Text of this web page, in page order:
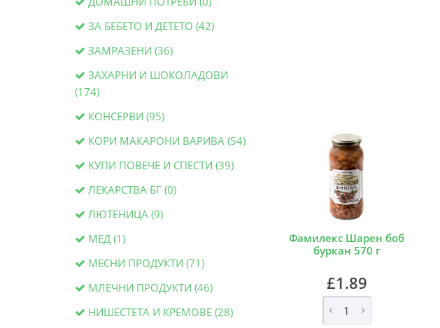
ЗА БЕБЕТО И ДЕТЕТО (42)
ЗАМРАЗЕНИ (36)
ЗАХАРНИ И ШОКОЛАДОВИ
(174)
КОНСЕРВИ (95)
КОРИ МАКАРОНИ ВАРИВА (54)
КУПИ ПОВЕЧЕ И СПЕСТИ (39)
ЛЕКАРСТВА БГ (0)
ЛЮТЕНИЦА (9)
МЕД (1)
МЕСНИ ПРОДУКТИ (71)
МЛЕЧНИ ПРОДУКТИ (46)
НИШЕСТЕТА И КРЕМОВЕ (28)
Фамилекс Шарен боб
буркан 570 г
£1.89